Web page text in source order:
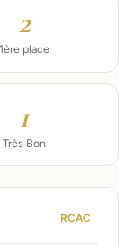
2
1ère place
1
Très Bon
RCAC